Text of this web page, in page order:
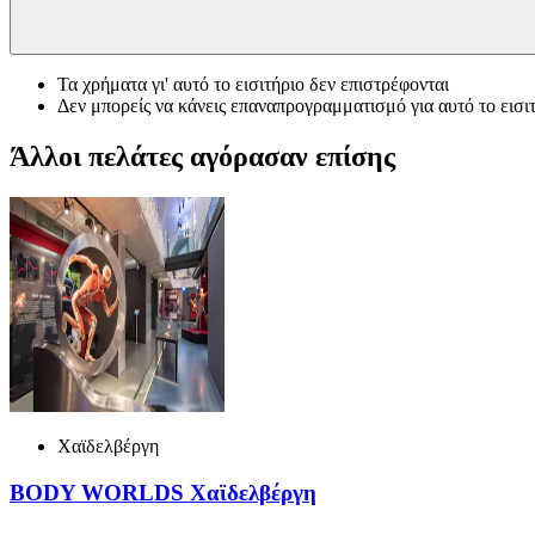
Τα χρήματα γι' αυτό το εισιτήριο δεν επιστρέφονται
Δεν μπορείς να κάνεις επαναπρογραμματισμό για αυτό το
Άλλοι πελάτες αγόρασαν επίσης
Χαϊδελβέργη
BODY WORLDS Χαϊδελβέργη